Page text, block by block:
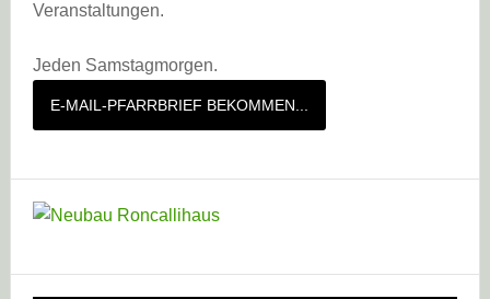
Veranstaltungen.
Jeden Samstagmorgen.
E-MAIL-PFARRBRIEF BEKOMMEN...